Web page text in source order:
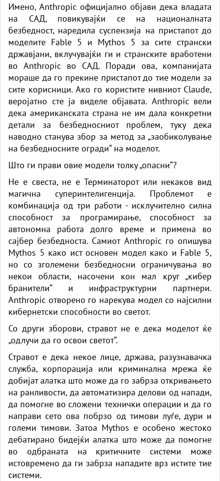
Имено, Anthropic официјално објави дека владата
на САД, повикувајќи се на националната
безбедност, наредила суспензија на пристапот до
моделите Fable 5 и Mythos 5 за сите странски
државјани, вклучувајќи ги и странските вработени
во Anthropic во САД. Поради ова, компанијата
мораше да го прекине пристапот до тие модели за
сите корисници. Ако го користите нивниот Claude,
веројатно сте ја виделе објавата. Anthropic вели
дека американската страна не им дала конкретни
детали за безбедносниот проблем, туку дека
наводно станува збор за метод за „заобиколување
на безбедносните огради“ на моделот.
Што ги прави овие модели толку „опасни“?
Не е свеста, не е Терминаторот или некаков вид
магична суперинтелигенција. Проблемот е
комбинација од три работи - исклучително силна
способност за програмирање, способност за
автономна работа долго време и примена во
сајбер безбедноста. Самиот Anthropic го опишува
Mythos 5 како ист основен модел како и Fable 5,
но со зголемени безбедносни ограничувања во
некои области, насочени кон мал круг „кибер
бранители“ и инфраструктурни партнери.
Anthropic отворено го нарекува модел со најсилни
кибернетски способности во светот.
Со други зборови, стравот не е дека моделот ќе
„одлучи да го освои светот“.
Стравот е дека некое лице, држава, разузнавачка
служба, корпорација или криминална мрежа ќе
добијат алатка што може да го забрза откривањето
на ранливости, да автоматизира делови од напади,
да помогне во сложени технички операции и да го
направи сето ова побрзо од тимови луѓе, дури и
големи тимови. Затоа Mythos е особено жестоко
дебатирано бидејќи алатка што може да помогне
во одбраната на критичните системи може
истовремено да ги забрза нападите врз истите тие
системи.